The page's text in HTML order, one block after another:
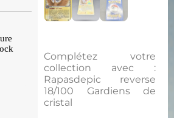
Complétez votre
collection avec :
Rapasdepic reverse
18/100 Gardiens de
cristal